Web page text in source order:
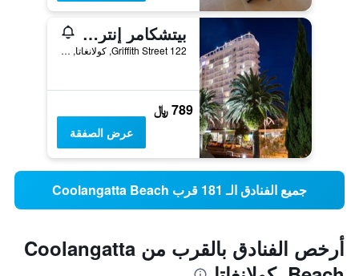
بيتشكامر إنترناشونال ريزورت
122 Griffith Street, كولانغاتا, QLD, أستراليا
789 ﷼
عرض الصفقة
جميع الفنادق الـ 181 قرب Coolangatta Beach
أرخص الفنادق بالقرب من Coolangatta